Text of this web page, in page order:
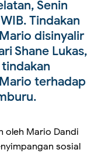
Senin
Tindakan
disinyalir
Shane Lukas,
terhadap
oleh Mario Dandi
sosial